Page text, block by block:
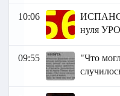
10:06
нуля
09:55
"Что